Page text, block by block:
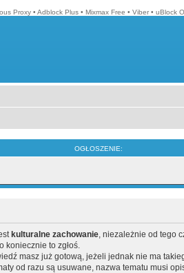
Proxy • Adblock Plus • Mixmax Free • Viber • uBlock
OGŁOSZENIE:
kulturalne zachowanie, niezależnie od tego
koniecznie to zgłoś.
masz już gotową, jeżeli jednak nie ma
od razu są usuwane, nazwa tematu musi